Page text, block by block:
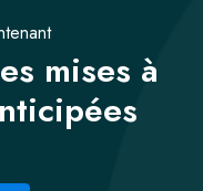
mises à